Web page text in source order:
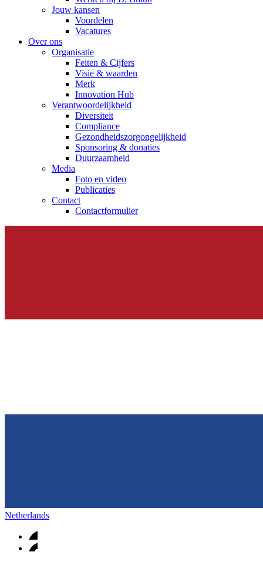
Jouw kansen
Voordelen
Vacatures
Over ons
Organisatie
Feiten & Cijfers
Visie & waarden
Merk
Innovation Hub
Verantwoordelijkheid
Diversiteit
Compliance
Gezondheidszorgongelijkheid​
Sponsoring & donaties
Duurzaamheid
Media
Foto en video
Publicaties
Contact
Contactformulier
Netherlands